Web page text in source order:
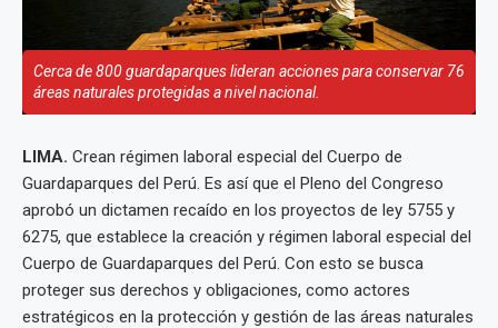
Cerca de 800 guardaparques lideran acciones para conservar 76
áreas naturales protegidas a nivel nacional.
LIMA. Crean régimen laboral especial del Cuerpo de
Guardaparques del Perú. Es así que el Pleno del Congreso
aprobó un dictamen recaído en los proyectos de ley 5755 y
6275, que establece la creación y régimen laboral especial del
Cuerpo de Guardaparques del Perú. Con esto se busca
proteger sus derechos y obligaciones, como actores
estratégicos en la protección y gestión de las áreas naturales